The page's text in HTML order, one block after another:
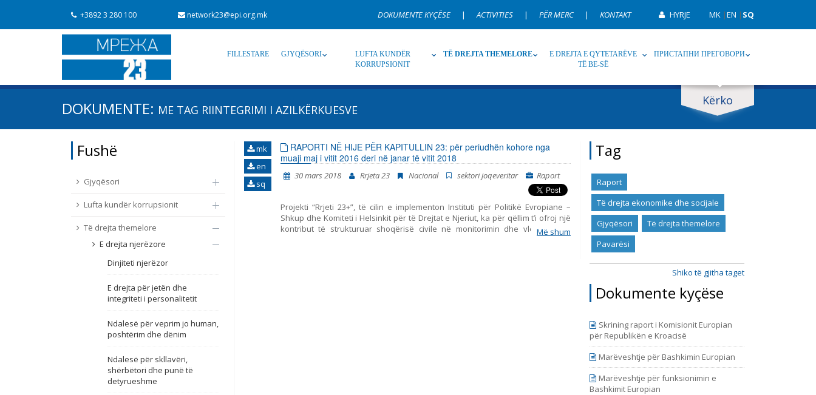
+3892 3 280 100 network23@epi.org.mk DOKUMENTE KYÇËSE | ACTIVITIES | PËR MERC | KONTAKT HYRJE MK |EN | SQ
FILLESTARE GJYQËSORI
LUFTA KUNDËR
KORRUPSIONIT
TË DREJTA THEMELORE
E DREJTA E QYTETARËVE
TË BE-SË
ПРИСТАПНИ ПРЕГОВОРИ
Kërko
Kërko dokumente
Gjuhë Emër, përshkrim ose fjalen
DOKUMENTE: ME TAG RIINTEGRIMI I AZILKËRKUESVE
Fushë
Gjyqësori
Lufta kundër korrupsionit
Të drejta themelore
E drejta njerëzore
Dinjiteti njerëzor
E drejta për jetën dhe
integriteti i personalitetit
Ndalesë për veprim jo human,
poshtërim dhe dënim
Ndalesë për skllavëri,
shërbëtori dhe punë të
detyrueshme
mk
en
sq
RAPORTI NË HIJE PËR KAPITULLIN 23: për periudhën kohore nga
muaji maj i vitit 2016 deri në janar të vitit 2018
30 mars 2018 Rrjeta 23 Nacional sektori joqeveritar Raport
Projekti “Rrjeti 23+”, të cilin e implementon Instituti për Politikë Evropiane –
Shkup dhe Komiteti i Helsinkit për të Drejtat e Njeriut, ka për qëllim t’i ofroj një
kontribut të strukturuar shoqërisë civile në monitorimin dhe vlerësimin e
politikave të përfshira me Kapitullin 23 nga aderimi në BE – Jurisprudenca dhe
Më shum
Tag
Raport
Të drejta ekonomike dhe socijale
Gjyqësori
Të drejta themelore
Pavarësi
Shiko të gjitha taget
Dokumente kyçëse
Skrining raport i Komisionit Europian
për Republikën e Kroacisë
Marëveshtje për Bashkimin Europian
Marëveshtje për funksionimin e
Bashkimit Europian